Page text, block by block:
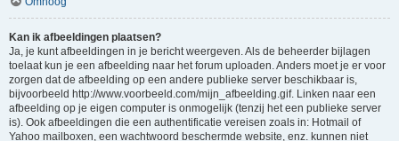
Kan ik afbeeldingen plaatsen?
Ja, je kunt afbeeldingen in je bericht weergeven. Als de beheerder bijlagen
toelaat kun je een afbeelding naar het forum uploaden. Anders moet je er voor
zorgen dat de afbeelding op een andere publieke server beschikbaar is,
bijvoorbeeld http://www.voorbeeld.com/mijn_afbeelding.gif. Linken naar een
afbeelding op je eigen computer is onmogelijk (tenzij het een publieke server
is). Ook afbeeldingen die een authentificatie vereisen zoals in: Hotmail of
Yahoo mailboxen, een wachtwoord beschermde website, enz. kunnen niet